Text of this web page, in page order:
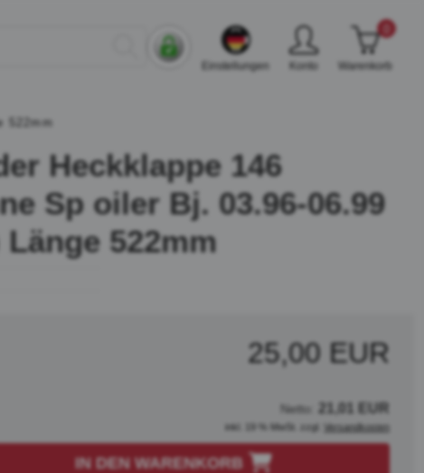
Einstellungen Konto Warenkorb
522mm
Heckklappe 146
Sp oiler Bj. 03.96-06.99
Länge 522mm
25,00 EUR
Netto: 21,01 EUR
inkl. 19 % MwSt. zzgl. Versandkosten
IN DEN WARENKORB